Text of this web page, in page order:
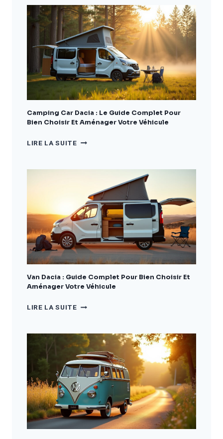
Camping Car Dacia : Le Guide Complet Pour
Bien Choisir Et Aménager Votre Véhicule
LIRE LA SUITECAMPING
:
GUIDE
COMPLET
POUR
BIEN
CHOISIR
ET
AMÉNAGER
VOTRE
VÉHICULE
Van Dacia : Guide Complet Pour Bien Choisir Et
Aménager Votre Véhicule
LIRE LA SUITEVAN
GUIDE
COMPLET
POUR
BIEN
CHOISIR
ET
AMÉNAGER
VOTRE
VÉHICULE